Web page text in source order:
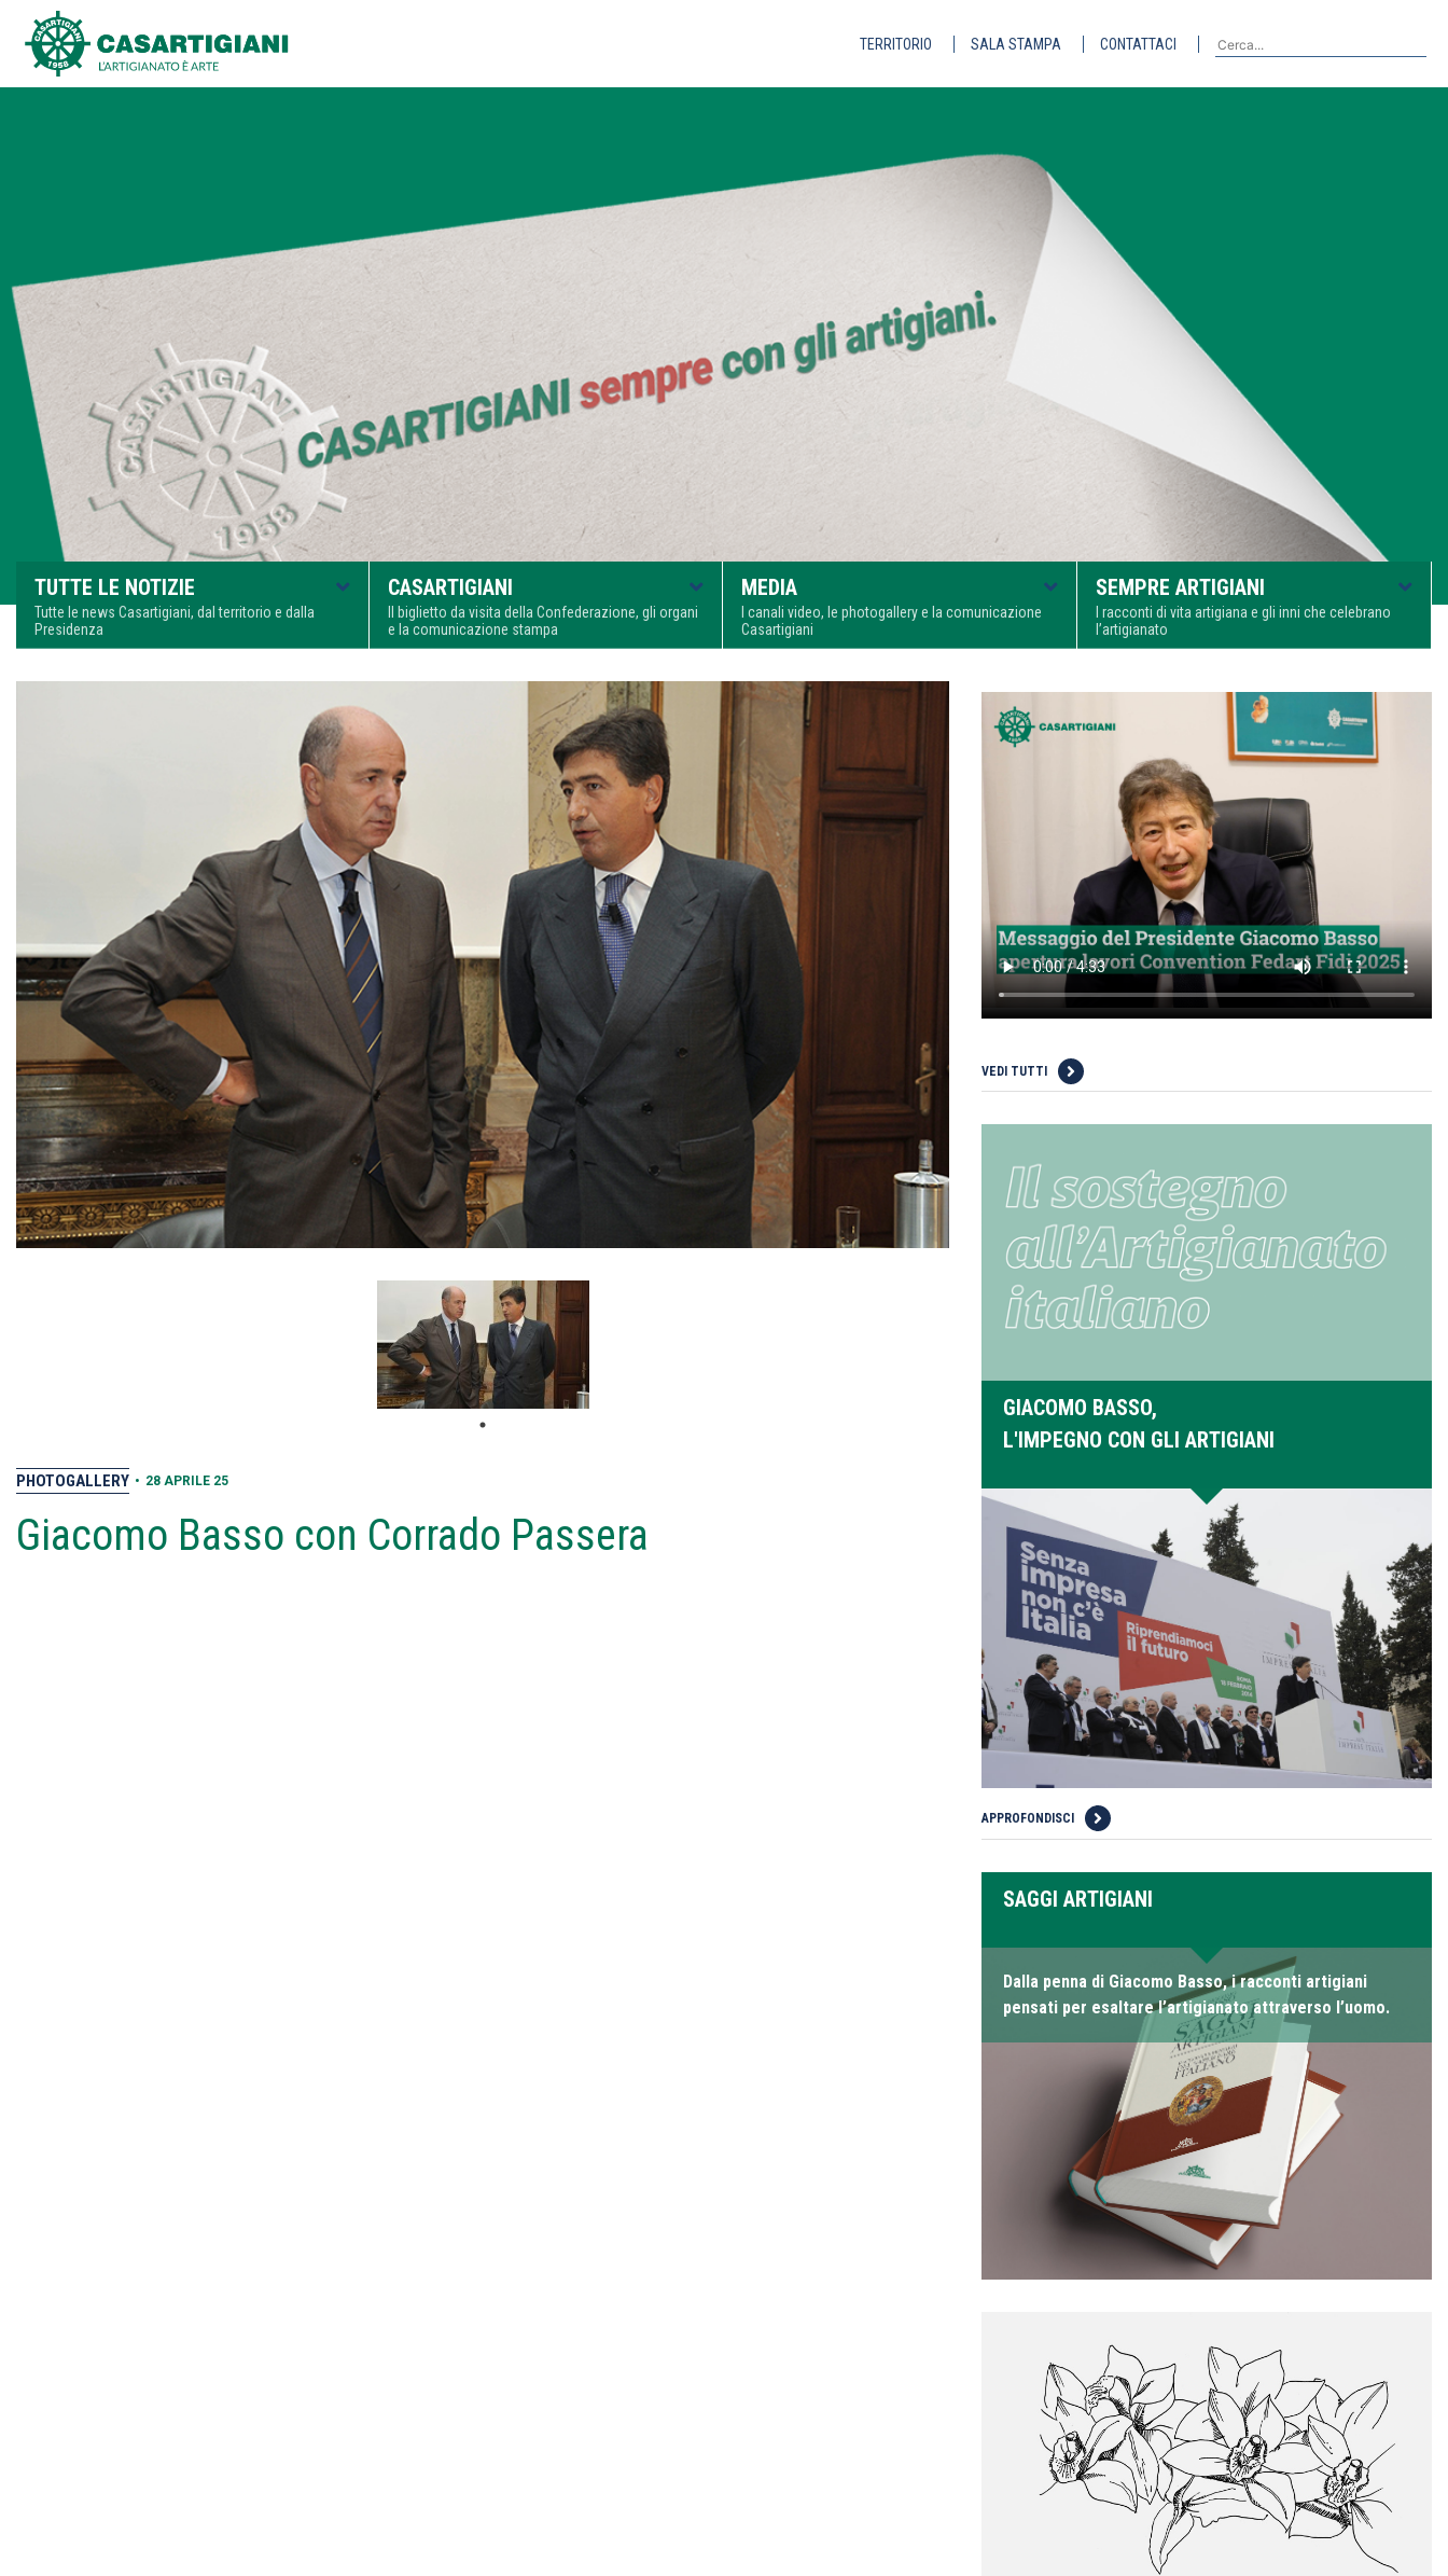
TERRITORIO SALA STAMPA CONTATTACI
TUTTE LE NOTIZIE
Tutte le news Casartigiani, dal territorio e dalla
Presidenza
CASARTIGIANI
Il biglietto da visita della Confederazione, gli organi
e la comunicazione stampa
MEDIA
I canali video, le photogallery e la comunicazione
Casartigiani
SEMPRE ARTIGIANI
I racconti di vita artigiana e gli inni che celebrano
l’artigianato
PHOTOGALLERY • 28 APRILE 25
Giacomo Basso con Corrado Passera
VEDI TUTTI
GIACOMO BASSO,
L'IMPEGNO CON GLI ARTIGIANI
APPROFONDISCI
SAGGI ARTIGIANI
Dalla penna di Giacomo Basso, i racconti artigiani
pensati per esaltare l’artigianato attraverso l’uomo.